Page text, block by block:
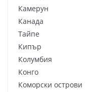
Камерун
Канада
Тайпе
Кипър
Колумбия
Конго
Коморски острови